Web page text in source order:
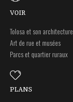
VOIR
Tolosa et son architecture
Art de rue et musées
Parcs et quartier ruraux
PLANS